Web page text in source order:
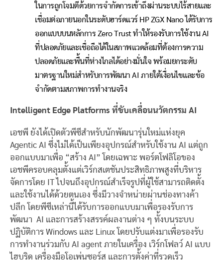
ในการถูกโจมตีด้วยการจำกัดการเข้าถึงผ่านระบบไร้สายและ
เชื่อมต่อภายนอกในระดับฮาร์ดแวร์ HP ZGX Nano ได้รับการ
ออกแบบบนหลักการ Zero Trust ทำให้รองรับการใช้งาน AI
ที่ปลอดภัยและเชื่อถือได้ในสภาพแวดล้อมที่ต้องการความ
ปลอดภัยและพื้นที่ห่างไกลได้อย่างมั่นใจ พร้อมยกระดับ
มาตรฐานใหม่สำหรับการพัฒนา AI ภายใต้เงื่อนไขและข้อ
จำกัดตามสภาพการทำงานจริง
Intelligent Edge Platforms ที่ขับเคลื่อนนวัตกรรม AI
เอชพี ยังได้เปิดตัวพีซีสำหรับนักพัฒนารุ่นใหม่แห่งยุค
Agentic AI ซึ่งไม่ได้เป็นเพียงอุปกรณ์สำหรับใช้งาน AI แต่ถูก
ออกแบบมาเพื่อ “สร้าง AI” โดยเฉพาะ พอร์ตโฟลิโอของ
เอชพีครอบคลุมตั้งแต่เวิร์กสเตชันประสิทธิภาพสูงที่บริหาร
จัดการโดย IT ไปจนถึงอุปกรณ์สำเร็จรูปที่ผู้ใช้สามารถติดตั้ง
และใช้งานได้ด้วยตนเอง ซึ่งมีวางจำหน่ายผ่านช่องทางค้า
ปลีก โดยพีซีเหล่านี้ได้รับการออกแบบมาเพื่อรองรับการ
พัฒนา AI และการสร้างสรรค์ผลงานต่าง ๆ ทั้งบนระบบ
ปฏิบัติการ Windows และ Linux โดยปรับแต่งมาเพื่อรองรับ
การทำงานร่วมกับ AI agent ภายในเครื่อง เวิร์กโฟลว์ AI แบบ
ไฮบริด เครื่องมือโอเพ่นซอร์ส และการตั้งค่าที่รวดเร็ว